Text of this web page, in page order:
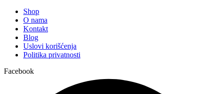
Shop
O nama
Kontakt
Blog
Uslovi korišćenja
Politika privatnosti
Facebook